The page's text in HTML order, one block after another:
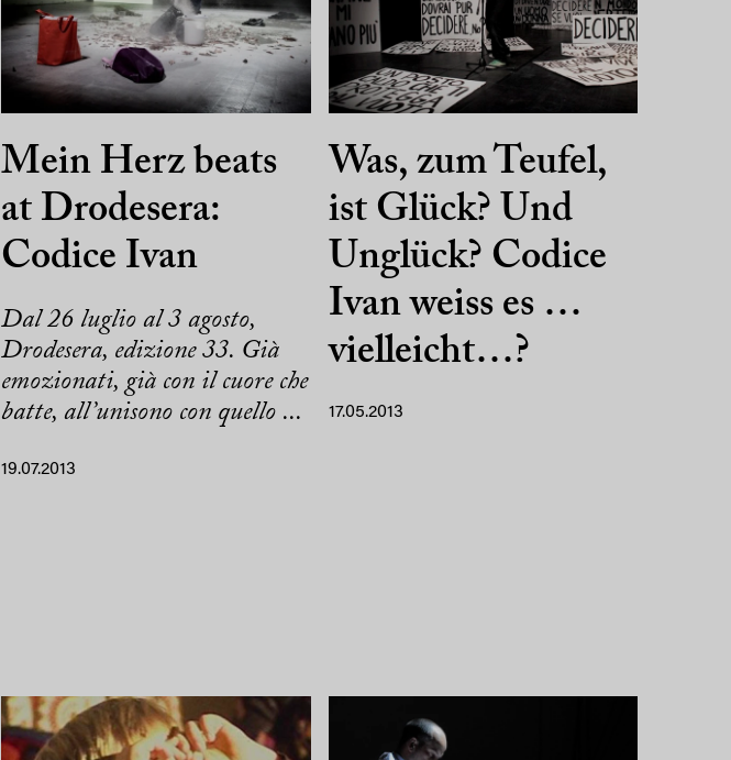
Mein Herz beats
at Drodesera:
Codice Ivan
Dal 26 luglio al 3 agosto,
Drodesera, edizione 33. Già
emozionati, già con il cuore che
batte, all’unisono con quello ...
19.07.2013
Was, zum Teufel,
ist Glück? Und
Unglück? Codice
Ivan weiss es …
vielleicht…?
17.05.2013